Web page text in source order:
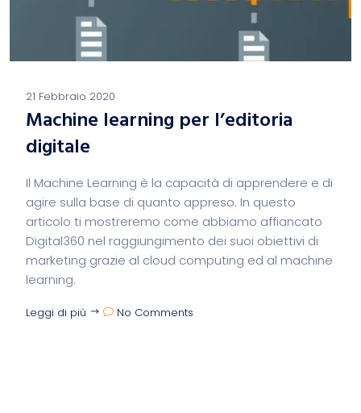
21 Febbraio 2020
Machine learning per l’editoria
digitale
Il Machine Learning è la capacità di apprendere e di
agire sulla base di quanto appreso. In questo
articolo ti mostreremo come abbiamo affiancato
Digital360 nel raggiungimento dei suoi obiettivi di
marketing grazie al cloud computing ed al machine
learning.
Leggi di più No Comments